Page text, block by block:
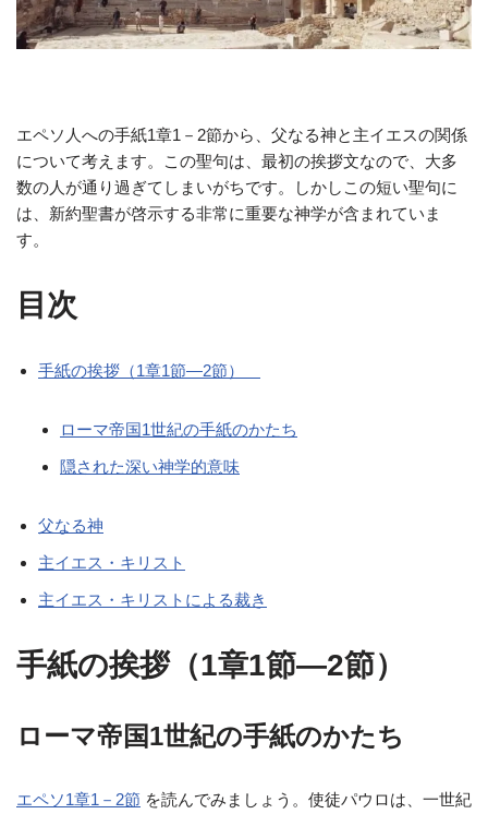
エペソ人への手紙1章1－2節から、父なる神と主イエスの関係
について考えます。この聖句は、最初の挨拶文なので、大多
数の人が通り過ぎてしまいがちです。しかしこの短い聖句に
は、新約聖書が啓示する非常に重要な神学が含まれていま
す。
目次
手紙の挨拶（1章1節―2節）
ローマ帝国1世紀の手紙のかたち
隠された深い神学的意味
父なる神
主イエス・キリスト
主イエス・キリストによる裁き
手紙の挨拶（1章1節―2節）
ローマ帝国1世紀の手紙のかたち
エペソ1章1－2節 を読んでみましょう。使徒パウロは、一世紀